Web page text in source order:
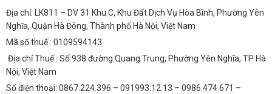
Địa chỉ: LK811 – DV 31 Khu C, Khu Đất Dịch Vụ Hòa Bình, Phường Yên
Nghĩa, Quận Hà Đông, Thành phố Hà Nội, Việt Nam
Mã số thuế : 0109594143
Địa chỉ Thuế : Số 938 đường Quang Trung, Phường Yên Nghĩa, TP Hà
Nội, Việt Nam
Số điện thoại: 0867.224.396 – 091993.12.13 – 0986.474.671 –